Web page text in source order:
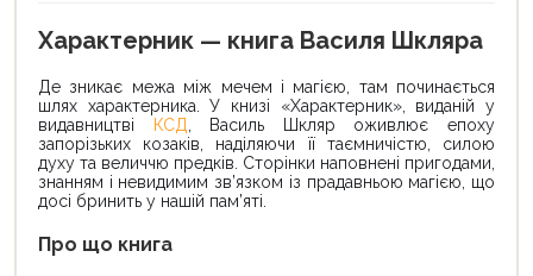
Характерник — книга Василя Шкляра
Де зникає межа між мечем і магією, там починається
шлях характерника. У книзі «Характерник», виданій у
видавництві
КСД
, Василь Шкляр оживлює епоху
запорізьких козаків, наділяючи її таємничістю, силою
духу та величчю предків. Сторінки наповнені пригодами,
знанням і невидимим зв’язком із прадавньою магією, що
досі бринить у нашій пам’яті.
Про що книга